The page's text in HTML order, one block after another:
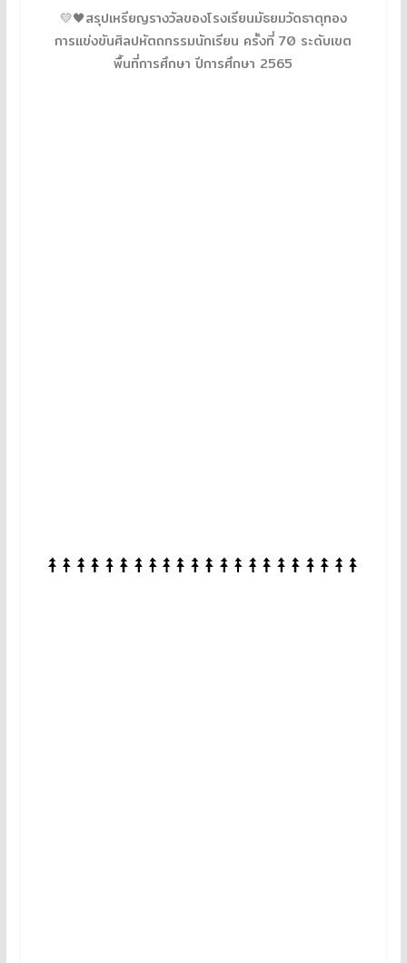
💛🖤สรุปเหรียญรางวัลของโรงเรียนมัธยมวัดธาตุทอง
การแข่งขันศิลปหัตถกรรมนักเรียน ครั้งที่ 70 ระดับเขต
พื้นที่การศึกษา ปีการศึกษา 2565